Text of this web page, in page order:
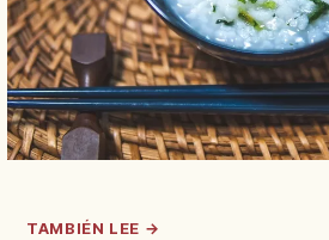
TAMBIÉN LEE →